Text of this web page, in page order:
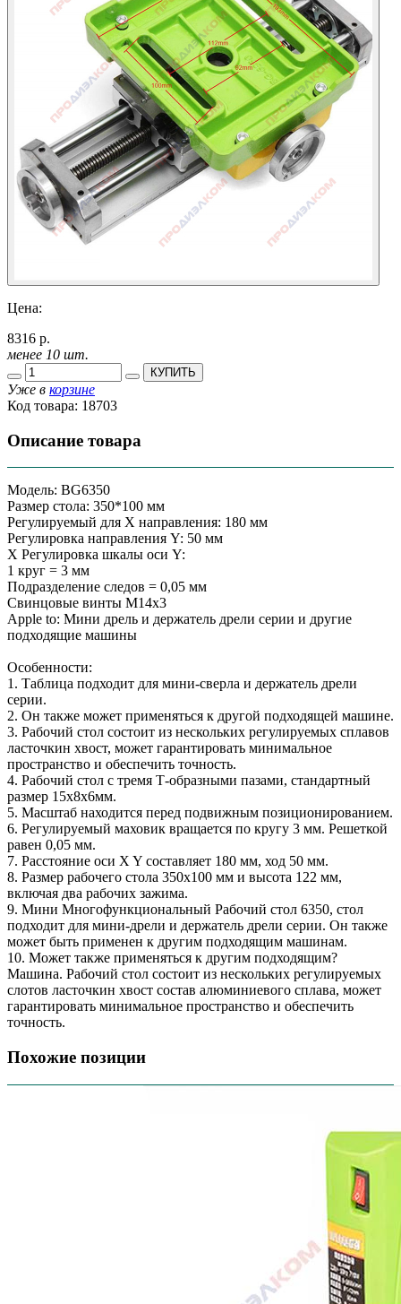
Цена:
8316 р.
менее 10 шт.
КУПИТЬ
Уже в корзине
Код товара: 18703
Описание товара
Модель: BG6350
Размер стола: 350*100 мм
Регулируемый для X направления: 180 мм
Регулировка направления Y: 50 мм
X Регулировка шкалы оси Y:
1 круг = 3 мм
Подразделение следов = 0,05 мм
Свинцовые винты M14x3
Apple to: Мини дрель и держатель дрели серии и другие
подходящие машины
Особенности:
1. Таблица подходит для мини-сверла и держатель дрели
серии.
2. Он также может применяться к другой подходящей машине.
3. Рабочий стол состоит из нескольких регулируемых сплавов
ласточкин хвост, может гарантировать минимальное
пространство и обеспечить точность.
4. Рабочий стол с тремя Т-образными пазами, стандартный
размер 15x8x6мм.
5. Масштаб находится перед подвижным позиционированием.
6. Регулируемый маховик вращается по кругу 3 мм. Решеткой
равен 0,05 мм.
7. Расстояние оси X Y составляет 180 мм, ход 50 мм.
8. Размер рабочего стола 350x100 мм и высота 122 мм,
включая два рабочих зажима.
9. Мини Многофункциональный Рабочий стол 6350, стол
подходит для мини-дрели и держатель дрели серии. Он также
может быть применен к другим подходящим машинам.
10. Может также применяться к другим подходящим?
Машина. Рабочий стол состоит из нескольких регулируемых
слотов ласточкин хвост состав алюминиевого сплава, может
гарантировать минимальное пространство и обеспечить
точность.
Похожие позиции